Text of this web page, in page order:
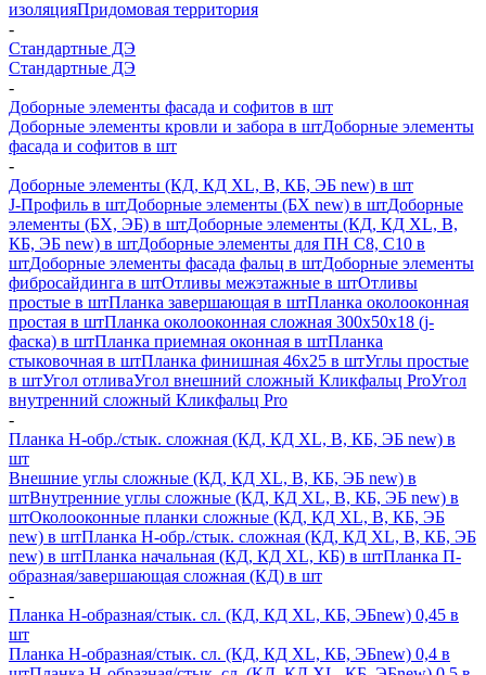
изоляцияПридомовая территория
-
Стандартные ДЭ
Стандартные ДЭ
-
Доборные элементы фасада и софитов в шт
Доборные элементы кровли и забора в штДоборные элементы
фасада и софитов в шт
-
Доборные элементы (КД, КД XL, В, КБ, ЭБ new) в шт
J-Профиль в штДоборные элементы (БХ new) в штДоборные
элементы (БХ, ЭБ) в штДоборные элементы (КД, КД XL, В,
КБ, ЭБ new) в штДоборные элементы для ПН С8, С10 в
штДоборные элементы фасада фальц в штДоборные элементы
фибросайдинга в штОтливы межэтажные в штОтливы
простые в штПланка завершающая в штПланка околооконная
простая в штПланка околооконная сложная 300х50х18 (j-
фаска) в штПланка приемная оконная в штПланка
стыковочная в штПланка финишная 46х25 в штУглы простые
в штУгол отливаУгол внешний сложный Кликфальц ProУгол
внутренний сложный Кликфальц Pro
-
Планка H-обр./стык. сложная (КД, КД XL, В, КБ, ЭБ new) в
шт
Внешние углы сложные (КД, КД XL, В, КБ, ЭБ new) в
штВнутренние углы сложные (КД, КД XL, В, КБ, ЭБ new) в
штОколооконные планки сложные (КД, КД XL, В, КБ, ЭБ
new) в штПланка H-обр./стык. сложная (КД, КД XL, В, КБ, ЭБ
new) в штПланка начальная (КД, КД XL, КБ) в штПланка П-
образная/завершающая сложная (КД) в шт
-
Планка H-образная/стык. сл. (КД, КД XL, КБ, ЭБnew) 0,45 в
шт
Планка H-образная/стык. сл. (КД, КД XL, КБ, ЭБnew) 0,4 в